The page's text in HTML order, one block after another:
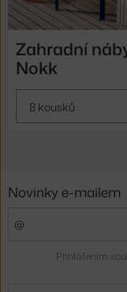
Zahradní
Nokk
8 kousků
Novinky e-mailem
Přihlášením